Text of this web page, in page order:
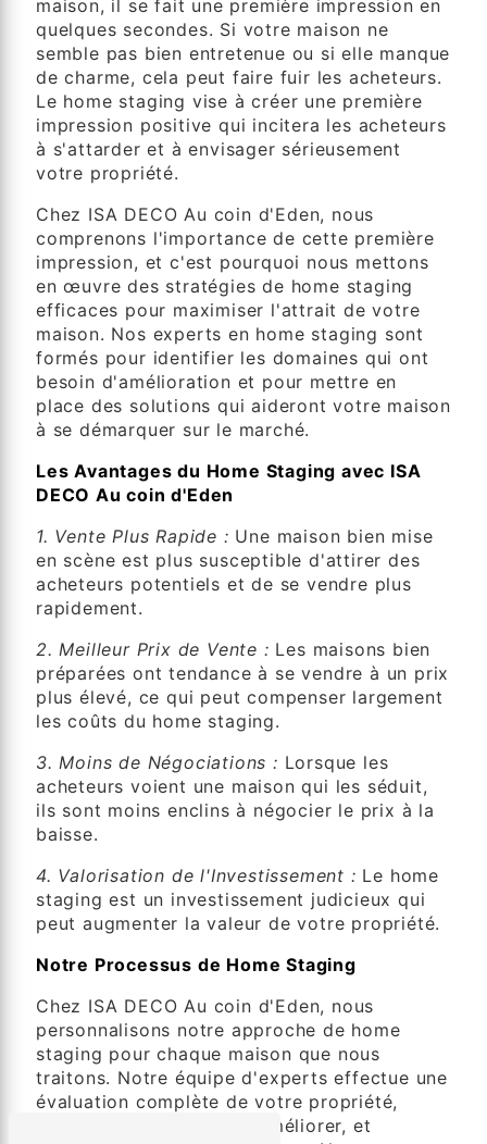
maison, il se fait une première impression en
quelques secondes. Si votre maison ne
semble pas bien entretenue ou si elle manque
de charme, cela peut faire fuir les acheteurs.
Le home staging vise à créer une première
impression positive qui incitera les acheteurs
à s'attarder et à envisager sérieusement
votre propriété.
Chez ISA DECO Au coin d'Eden, nous
comprenons l'importance de cette première
impression, et c'est pourquoi nous mettons
en œuvre des stratégies de home staging
efficaces pour maximiser l'attrait de votre
maison. Nos experts en home staging sont
formés pour identifier les domaines qui ont
besoin d'amélioration et pour mettre en
place des solutions qui aideront votre maison
à se démarquer sur le marché.
Les Avantages du Home Staging avec ISA
DECO Au coin d'Eden
1. Vente Plus Rapide : Une maison bien mise
en scène est plus susceptible d'attirer des
acheteurs potentiels et de se vendre plus
rapidement.
2. Meilleur Prix de Vente : Les maisons bien
préparées ont tendance à se vendre à un prix
plus élevé, ce qui peut compenser largement
les coûts du home staging.
3. Moins de Négociations : Lorsque les
acheteurs voient une maison qui les séduit,
ils sont moins enclins à négocier le prix à la
baisse.
4. Valorisation de l'Investissement : Le home
staging est un investissement judicieux qui
peut augmenter la valeur de votre propriété.
Notre Processus de Home Staging
Chez ISA DECO Au coin d'Eden, nous
personnalisons notre approche de home
staging pour chaque maison que nous
traitons. Notre équipe d'experts effectue une
évaluation complète de votre propriété,
identifie les domaines à améliorer, et